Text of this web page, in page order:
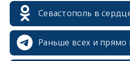
Севастополь в
Раньше всех и прямо